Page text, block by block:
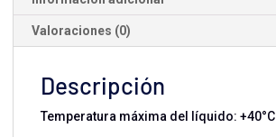
Valoraciones (0)
Descripción
Temperatura máxima del líquido: +40°C